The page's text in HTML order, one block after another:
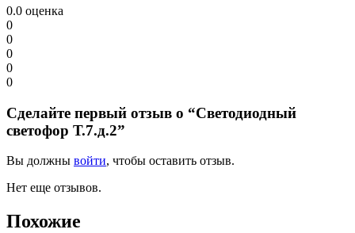
0.0 оценка
0
0
0
0
0
Сделайте первый отзыв о “Светодиодный
светофор Т.7.д.2”
Вы должны войти, чтобы оставить отзыв.
Нет еще отзывов.
Похожие